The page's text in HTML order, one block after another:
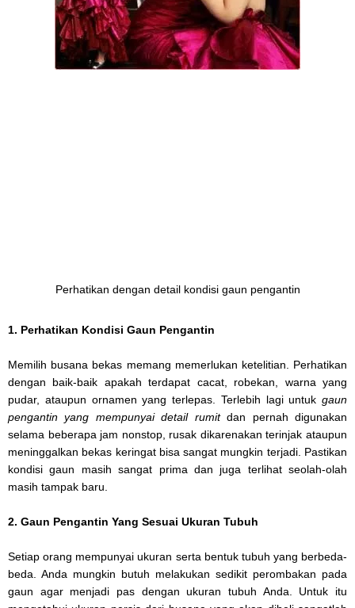
Perhatikan dengan detail kondisi gaun pengantin
1. Perhatikan Kondisi Gaun Pengantin
Memilih busana bekas memang memerlukan ketelitian. Perhatikan
dengan baik-baik apakah terdapat cacat, robekan, warna yang
pudar, ataupun ornamen yang terlepas. Terlebih lagi untuk gaun
pengantin yang mempunyai detail rumitdan pernah digunakan
selama beberapa jam nonstop, rusak dikarenakan terinjak ataupun
meninggalkan bekas keringat bisa sangat mungkin terjadi. Pastikan
kondisi gaun masih sangat prima dan juga terlihat seolah-olah
masih tampak baru.
2. Gaun Pengantin Yang Sesuai Ukuran Tubuh
Setiap orang mempunyai ukuran serta bentuk tubuh yang berbeda-
beda. Anda mungkin butuh melakukan sedikit perombakan pada
gaun agar menjadi pas dengan ukuran tubuh Anda. Untuk itu